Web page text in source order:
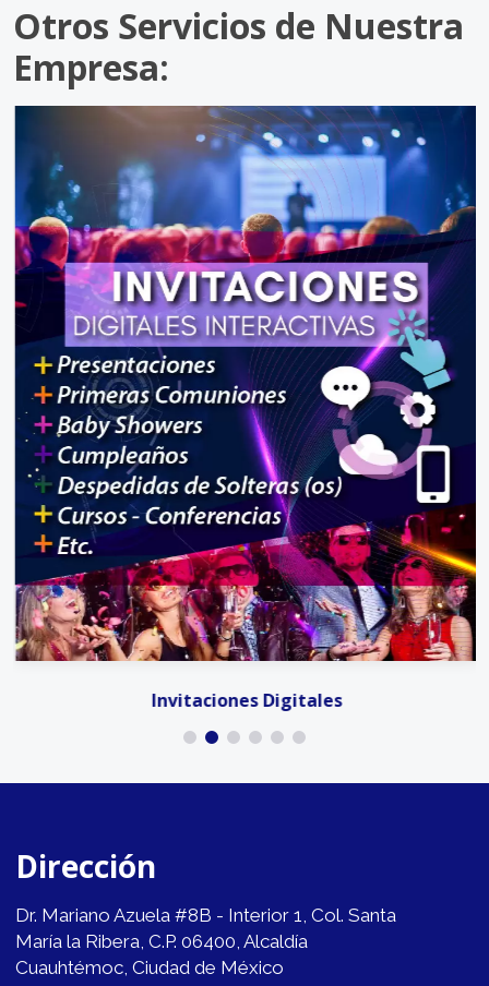
Otros Servicios de Nuestra
Empresa:
Invitaciones Digitales
Dirección
Dr. Mariano Azuela #8B - Interior 1, Col. Santa
María la Ribera, C.P. 06400, Alcaldía
Cuauhtémoc, Ciudad de México